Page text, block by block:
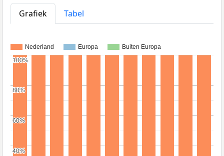
Grafiek
Tabel
Nederland Europa Buiten Europa
40%
40%
60%
60%
80%
80%
100%
100%